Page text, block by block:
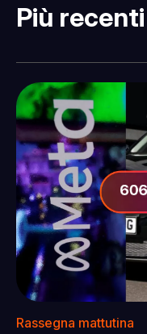
Più recenti
Rassegna mattutina